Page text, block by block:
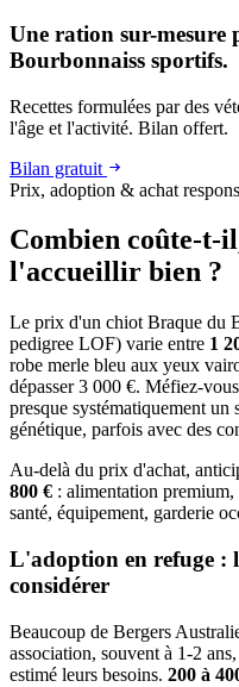
Une ration sur-mesure
Bourbonnaiss sportifs.
Recettes formulées par des
l'âge et l'activité. Bilan offert.
Bilan gratuit
Prix, adoption & achat
Combien coûte-t-
l'accueillir bien ?
Le prix d'un chiot Braque du
pedigree LOF) varie entre 1
robe merle bleu aux yeux
dépasser 3 000 €. Méfiez-
presque systématiquement un
génétique, parfois avec des
Au-delà du prix d'achat,
800 € : alimentation
santé, équipement, garderie
L'adoption en refuge :
considérer
Beaucoup de Bergers
association, souvent à 1-2
estimé leurs besoins. 200 à